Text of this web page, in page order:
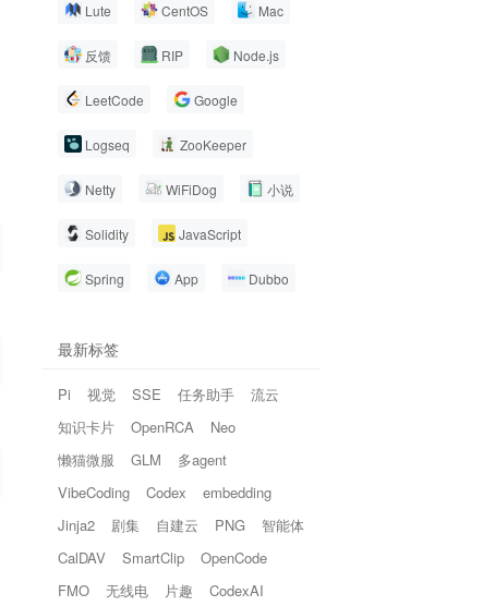
Lute CentOS Mac
反馈 RIP Node.js
LeetCode Google
Logseq ZooKeeper
Netty WiFiDog 小说
Solidity JavaScript
Spring App Dubbo
最新标签
Pi 视觉 SSE 任务助手
流云
知识卡片
OpenRCA
Neo
懒猫微服
GLM
多agent
VibeCoding
Codex
embedding
Jinja2
剧集 自建云 PNG
智能体
CalDAV
SmartClip
OpenCode
FMO
无线电 片趣
CodexAI